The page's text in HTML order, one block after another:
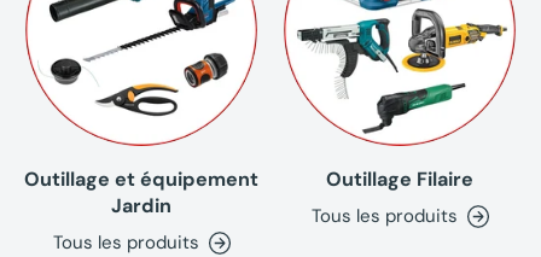
Outillage et équipement
Jardin
Tous les produits
Outillage Filaire
Tous les produits